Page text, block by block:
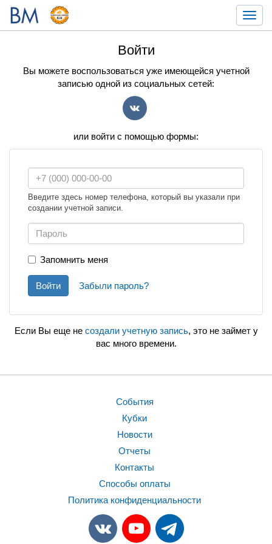
Войти
Вы можете воспользоваться уже имеющейся учетной
записью одной из социальных сетей:
или войти с помощью формы:
Введите здесь номер телефона, который вы указали при
создании учетной записи.
Запомнить меня
Войти Забыли пароль?
Если Вы еще не создали учетную запись, это не займет у
вас много времени.
События
Кубки
Новости
Отчеты
Контакты
Способы оплаты
Политика конфиденциальности